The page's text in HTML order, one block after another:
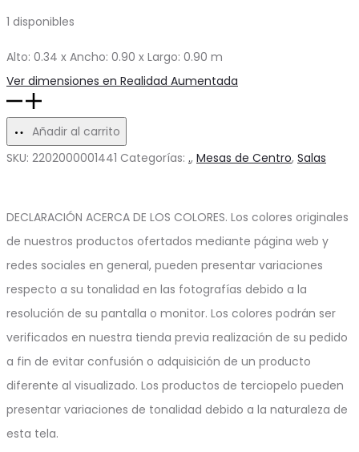
era:
1 disponibles
Alto: 0.34 x Ancho: 0.90 x Largo: 0.90 m
Ver dimensiones en Realidad Aumentada
Mesa
de
Centro
cantidad
Añadir al carrito
SKU: 2202000001441 Categorías: ., Mesas de Centro, Salas
DECLARACIÓN ACERCA DE LOS COLORES. Los colores originales
de nuestros productos ofertados mediante página web y
redes sociales en general, pueden presentar variaciones
respecto a su tonalidad en las fotografías debido a la
resolución de su pantalla o monitor. Los colores podrán ser
verificados en nuestra tienda previa realización de su pedido
a fin de evitar confusión o adquisición de un producto
diferente al visualizado. Los productos de terciopelo pueden
presentar variaciones de tonalidad debido a la naturaleza de
esta tela.